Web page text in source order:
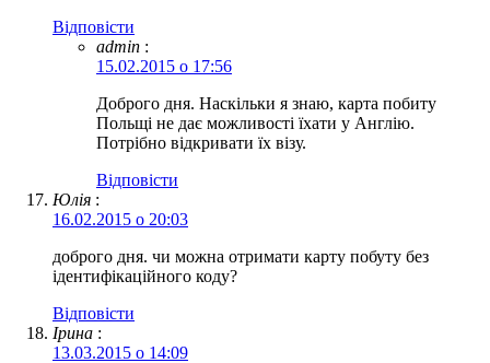
Відповіcти
admin :
15.02.2015 о 17:56
Доброго дня. Наскільки я знаю, карта побиту
Польщі не дає можливості їхати у Англію.
Потрібно відкривати їх візу.
Відповіcти
Юлія :
16.02.2015 о 20:03
доброго дня. чи можна отримати карту побуту без
ідентифікаційного коду?
Відповіcти
Ірина :
13.03.2015 о 14:09